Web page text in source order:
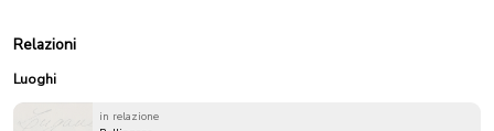
Relazioni
Luoghi
in relazione